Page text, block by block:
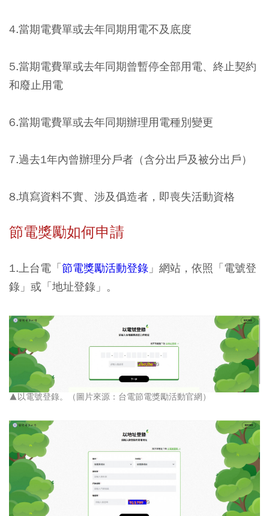
4.當期電費單或去年同期用電不及底度
5.當期電費單或去年同期曾暫停全部用電、終止契約
和廢止用電
6.當期電費單或去年同期辦理用電種別變更
7.過去1年內曾辦理分戶者（含分出戶及被分出戶）
8.填寫資料不實、涉及僞造者，即喪失活動資格
節電獎勵如何申請
1.上台電「節電獎勵活動登錄 」網站，依照「電號登
錄」或「地址登錄」。
▲以電號登錄。（圖片來源：台電節電獎勵活動官網）